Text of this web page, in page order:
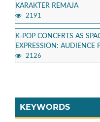
KARAKTER REMAJA
2191
K-POP CONCERTS AS
EXPRESSION: AUDIENCE
2126
KEYWORDS